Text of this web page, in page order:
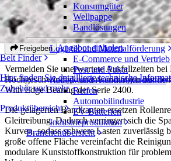
Belt Finder
Hier finden Sie detaillierte technische
Zubehör und mehr
Produktübersicht
Konsumgüter
Wellpappe
Bandlösungen
Logistik und Materialförderung
E-Commerce und Vertrieb
Post und Paket
Reifen- und Automobilindustrie
Reifen
Automobilindustrie
EV-Batterien
Industrieproduktion
Branchenübersicht
Radius With Edge Bearing
Serie 2400
Freigeben Angebot einholen
Vermeiden Sie unerwartete Ausfallzeiten bei
Hochgeschwindigkeitsanwendungen mit
With Edge Bearing der Serie 2400.
Die gelagerten Bandkanten ersetzen
Gleitreibung. Dadurch verringert sich die
Kurven, sodass schwere Lasten zuverlässig
große offene Fläche vereinfacht die
modulare Kunststoffkonstruktion für